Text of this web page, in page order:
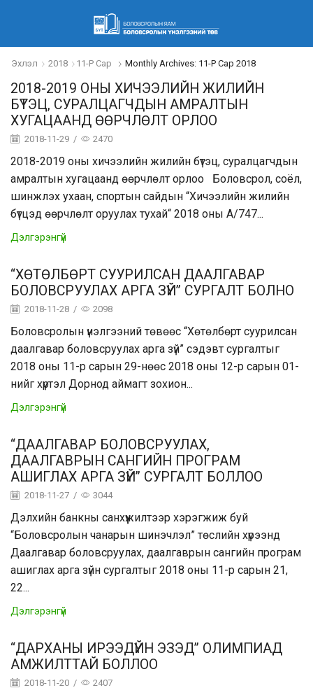
Эхлэл 2018 11-Р Сар Monthly Archives: 11-Р Сар 2018
2018-2019 ОНЫ ХИЧЭЭЛИЙН ЖИЛИЙН
БҮТЭЦ, СУРАЛЦАГЧДЫН АМРАЛТЫН
ХУГАЦААНД ӨӨРЧЛӨЛТ ОРЛОО
2018-11-29 / 2470
2018-2019 оны хичээлийн жилийн бүтэц, суралцагчдын
амралтын хугацаанд өөрчлөлт орлоо Боловсрол, соёл,
шинжлэх ухаан, спортын сайдын “Хичээлийн жилийн
бүтцэд өөрчлөлт оруулах тухай“ 2018 оны А/747...
Дэлгэрэнгүй
“ХӨТӨЛБӨРТ СУУРИЛСАН ДААЛГАВАР
БОЛОВСРУУЛАХ АРГА ЗҮЙ” СУРГАЛТ БОЛНО
2018-11-28 / 2098
Боловсролын үнэлгээний төвөөс “Хөтөлбөрт суурилсан
даалгавар боловсруулах арга зүй” сэдэвт сургалтыг
2018 оны 11-р сарын 29-нөөс 2018 оны 12-р сарын 01-
нийг хүртэл Дорнод аймагт зохион...
Дэлгэрэнгүй
“ДААЛГАВАР БОЛОВСРУУЛАХ,
ДААЛГАВРЫН САНГИЙН ПРОГРАМ
АШИГЛАХ АРГА ЗҮЙ” СУРГАЛТ БОЛЛОО
2018-11-27 / 3044
Дэлхийн банкны санхүүжилтээр хэрэгжиж буй
“Боловсролын чанарын шинэчлэл” төслийн хүрээнд
Даалгавар боловсруулах, даалгаврын сангийн програм
ашиглах арга зүйн сургалтыг 2018 оны 11-р сарын 21,
22...
Дэлгэрэнгүй
“ДАРХАНЫ ИРЭЭДҮЙН ЭЗЭД” ОЛИМПИАД
АМЖИЛТТАЙ БОЛЛОО
2018-11-20 / 2407